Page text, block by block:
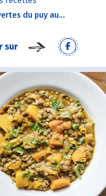
du puy au...
sur